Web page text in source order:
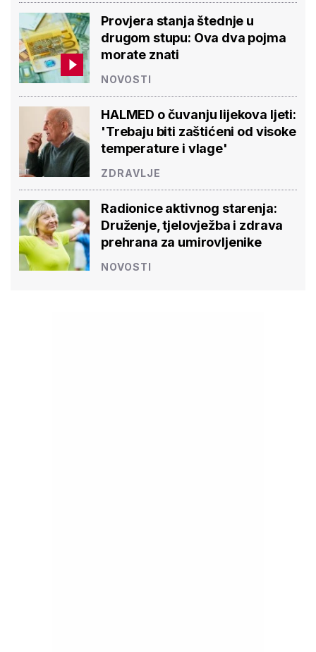
Provjera stanja štednje u
drugom stupu: Ova dva pojma
morate znati
NOVOSTI
HALMED o čuvanju lijekova ljeti:
'Trebaju biti zaštićeni od visoke
temperature i vlage'
ZDRAVLJE
Radionice aktivnog starenja:
Druženje, tjelovježba i zdrava
prehrana za umirovljenike
NOVOSTI